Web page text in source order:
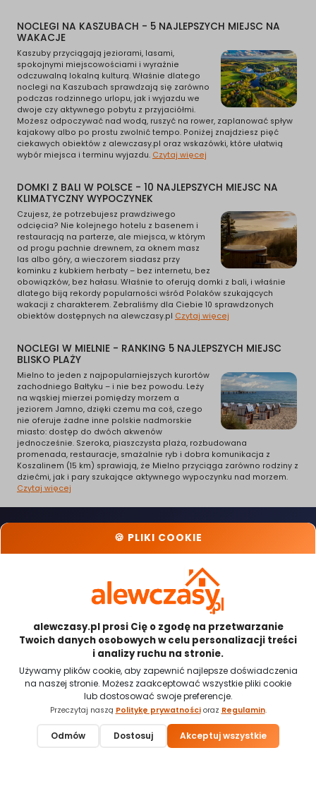
NOCLEGI NA KASZUBACH - 5 NAJLEPSZYCH MIEJSC NA
WAKACJE
Kaszuby przyciągają jeziorami, lasami,
spokojnymi miejscowościami i wyraźnie
odczuwalną lokalną kulturą. Właśnie dlatego
noclegi na Kaszubach sprawdzają się zarówno
podczas rodzinnego urlopu, jak i wyjazdu we
dwoje czy aktywnego pobytu z przyjaciółmi.
Możesz odpoczywać nad wodą, ruszyć na rower, zaplanować spływ
kajakowy albo po prostu zwolnić tempo. Poniżej znajdziesz pięć
ciekawych obiektów z alewczasy.pl oraz wskazówki, które ułatwią
wybór miejsca i terminu wyjazdu. Czytaj więcej
DOMKI Z BALI W POLSCE - 10 NAJLEPSZYCH MIEJSC NA
KLIMATYCZNY WYPOCZYNEK
Czujesz, że potrzebujesz prawdziwego
odcięcia? Nie kolejnego hotelu z basenem i
restauracją na parterze, ale miejsca, w którym
od progu pachnie drewnem, za oknem masz
las albo góry, a wieczorem siadasz przy
kominku z kubkiem herbaty – bez internetu, bez
obowiązków, bez hałasu. Właśnie to oferują domki z bali, i właśnie
dlatego biją rekordy popularności wśród Polaków szukających
wakacji z charakterem. Zebraliśmy dla Ciebie 10 sprawdzonych
obiektów dostępnych na alewczasy.pl Czytaj więcej
NOCLEGI W MIELNIE - RANKING 5 NAJLEPSZYCH MIEJSC
BLISKO PLAŻY
Mielno to jeden z najpopularniejszych kurortów
zachodniego Bałtyku – i nie bez powodu. Leży
na wąskiej mierzei pomiędzy morzem a
jeziorem Jamno, dzięki czemu ma coś, czego
nie oferuje żadne inne polskie nadmorskie
miasto: dostęp do dwóch akwenów
jednocześnie. Szeroka, piaszczysta plaża, rozbudowana
promenada, restauracje, smażalnie ryb i dobra komunikacja z
Koszalinem (15 km) sprawiają, że Mielno przyciąga zarówno rodziny z
dziećmi, jak i pary szukające aktywnego wypoczynku nad morzem.
Czytaj więcej
noclegowy
Kontakt
O nas
Prywatności
Regulamin
Popularne miasta
hasła
Mapa noclegów
Płatności obsługiwane przez:
Odwiedź nas:
🍪 PLIKI COOKIE
alewczasy.pl prosi Cię o zgodę na przetwarzanie
Twoich danych osobowych w celu personalizacji treści
i analizy ruchu na stronie.
Używamy plików cookie, aby zapewnić najlepsze doświadczenia
na naszej stronie. Możesz zaakceptować wszystkie pliki cookie
lub dostosować swoje preferencje.
Przeczytaj naszą Politykę prywatnościoraz Regulamin.
Odmów Dostosuj Akceptuj wszystkie